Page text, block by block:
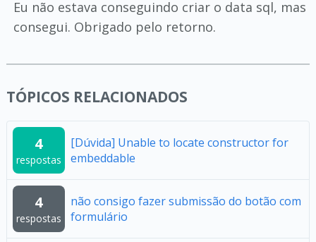
Eu não estava conseguindo criar o data sql, mas
consegui. Obrigado pelo retorno.
TÓPICOS RELACIONADOS
4
respostas
[Dúvida] Unable to locate constructor for
embeddable
4
respostas
não consigo fazer submissão do botão com
formulário